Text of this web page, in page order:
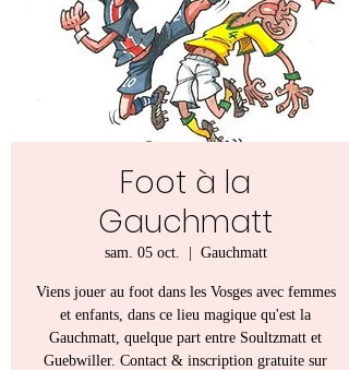
Foot à la
Gauchmatt
sam. 05 oct.
  |
Gauchmatt
Viens jouer au foot dans les Vosges avec femmes
et enfants, dans ce lieu magique qu'est la
Gauchmatt, quelque part entre Soultzmatt et
Guebwiller. Contact & inscription gratuite sur